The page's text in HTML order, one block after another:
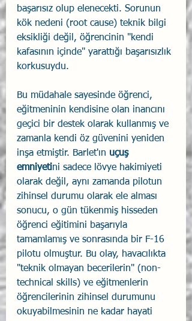
başarısız olup elenecekti. Sorunun
kök nedeni (root cause) teknik bilgi
eksikliği değil, öğrencinin "kendi
kafasının içinde" yarattığı başarısızlık
korkusuydu.
Bu müdahale sayesinde öğrenci,
eğitmeninin kendisine olan inancını
geçici bir destek olarak kullanmış ve
zamanla kendi öz güvenini yeniden
inşa etmiştir. Barlet'ın uçuş
emniyetini sadece lövye hakimiyeti
olarak değil, aynı zamanda pilotun
zihinsel durumu olarak ele alması
sonucu, o gün tükenmiş hisseden
öğrenci eğitimini başarıyla
tamamlamış ve sonrasında bir F-16
pilotu olmuştur. Bu olay, havacılıkta
"teknik olmayan becerilerin" (non-
technical skills) ve eğitmenlerin
öğrencilerinin zihinsel durumunu
okuyabilmesinin ne kadar hayati